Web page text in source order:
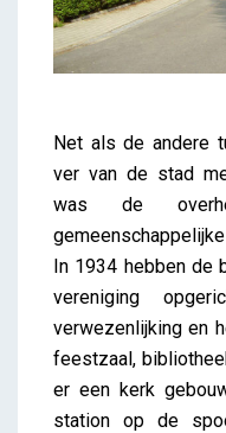
Net als de andere
ver van de stad
was de
In 1934 hebben de
vereniging
verwezenlijking en
feestzaal,
er een kerk
station op de